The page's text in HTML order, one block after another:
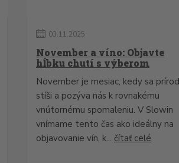
03.11.2025
November a víno: Objavte
hĺbku chutí s výberom
November je mesiac, kedy sa
stíši a pozýva nás k rovnakému
vnútornému spomaleniu. V Slowin
vnímame tento čas ako ideálny na
objavovanie vín, k... čítať celé